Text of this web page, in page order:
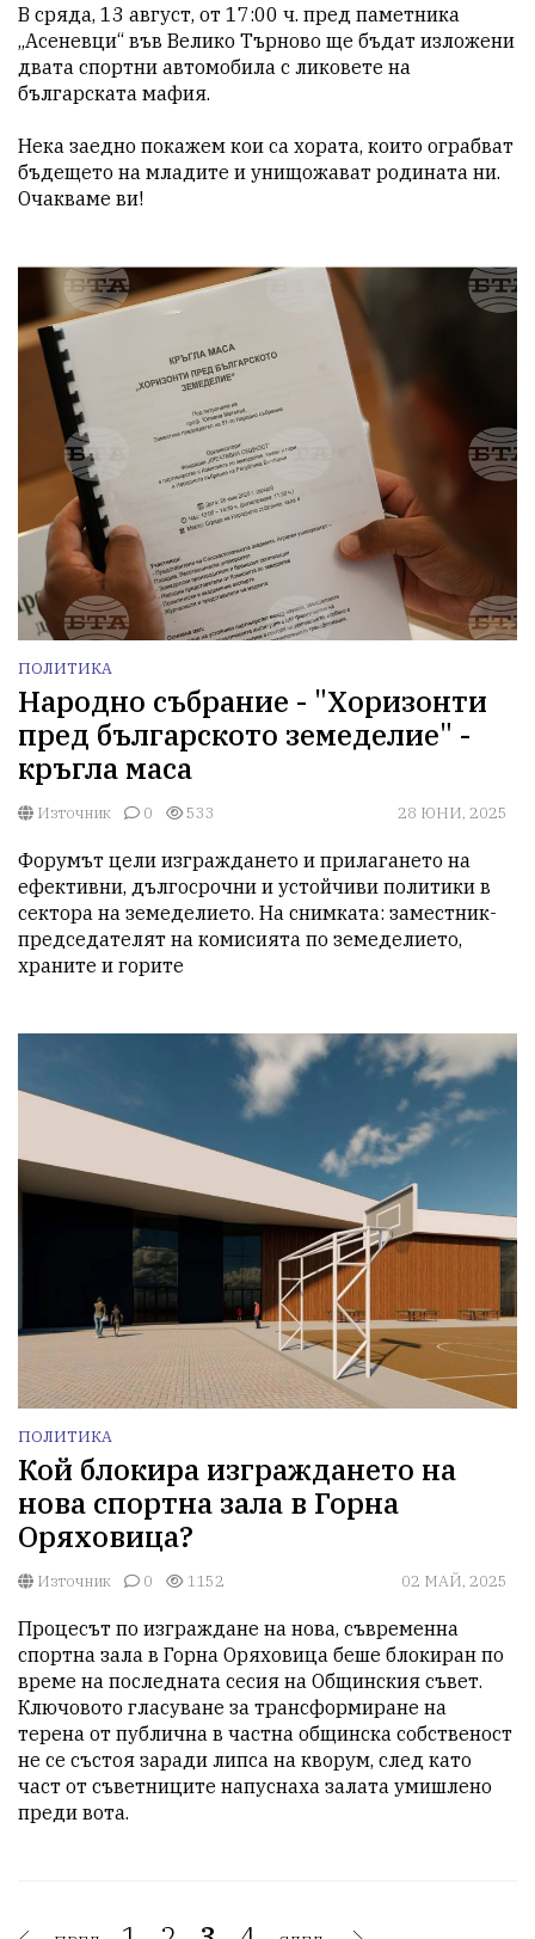
В сряда, 13 август, от 17:00 ч. пред паметника
„Асеневци“ във Велико Търново ще бъдат изложени
двата спортни автомобила с ликовете на
българската мафия.
Нека заедно покажем кои са хората, които ограбват
бъдещето на младите и унищожават родината ни.
Очакваме ви!
ПОЛИТИКА
Народно събрание - "Хоризонти
пред българското земеделие" -
кръгла маса
Източник 0 533 28 ЮНИ, 2025
Форумът цели изграждането и прилагането на
ефективни, дългосрочни и устойчиви политики в
сектора на земеделието. На снимката: заместник-
председателят на комисията по земеделието,
храните и горите
ПОЛИТИКА
Кой блокира изграждането на
нова спортна зала в Горна
Оряховица?
Източник 0 1152 02 МАЙ, 2025
Процесът по изграждане на нова, съвременна
спортна зала в Горна Оряховица беше блокиран по
време на последната сесия на Общинския съвет.
Ключовото гласуване за трансформиране на
терена от публична в частна общинска собственост
не се състоя заради липса на кворум, след като
част от съветниците напуснаха залата умишлено
преди вота.